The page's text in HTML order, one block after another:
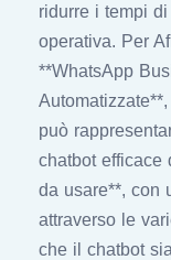
ridurre i tempi
operativa. Per
**WhatsApp
può
chatbot efficace
da usare**, con
attraverso le
che il chatbot